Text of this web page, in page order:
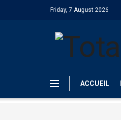
Friday, 7 August 2026
ACCUEIL